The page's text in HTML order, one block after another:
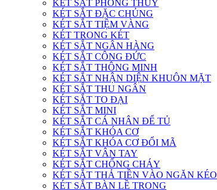
KÉT SẮT PHONG THỦY
KÉT SẮT ĐẶC CHỦNG
KÉT SẮT TIỆM VÀNG
KÉT TRONG KÉT
KÉT SẮT NGÂN HÀNG
KÉT SẮT CÔNG ĐỨC
KÉT SẮT THÔNG MINH
KÉT SẮT NHẬN DIỆN KHUÔN MẶT
KÉT SẮT THU NGÂN
KÉT SẮT TO ĐẠI
KÉT SẮT MINI
KÉT SẮT CÁ NHÂN ĐỂ TỦ
KÉT SẮT KHÓA CƠ
KÉT SẮT KHÓA CƠ ĐỔI MÃ
KÉT SẮT VÂN TAY
KÉT SẮT CHỐNG CHÁY
KÉT SẮT THẢ TIỀN VÀO NGĂN KÉO
KÉT SẮT BÀN LỀ TRONG